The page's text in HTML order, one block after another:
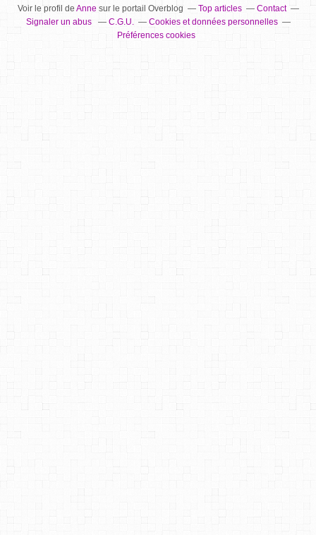
Voir le profil de Annesur le portail Overblog Top articles
Contact
Signaler un abus
C.G.U.
Cookies et données personnelles
Préférences cookies